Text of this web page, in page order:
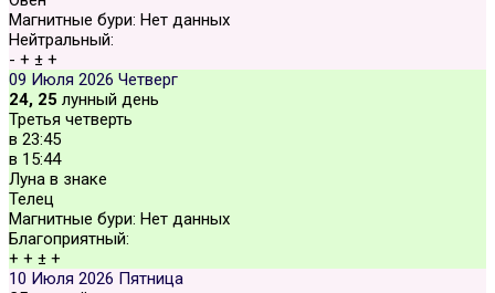
Магнитные бури: Нет данных
Нейтральный:
- + ± +
09 Июля 2026 Четверг
24, 25 лунный день
Третья четверть
в 23:45
в 15:44
Луна в знаке
Телец
Магнитные бури: Нет данных
Благоприятный:
+ + ± +
10 Июля 2026 Пятница